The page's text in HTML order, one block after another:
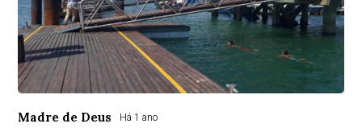
Madre de Deus Há 1 ano